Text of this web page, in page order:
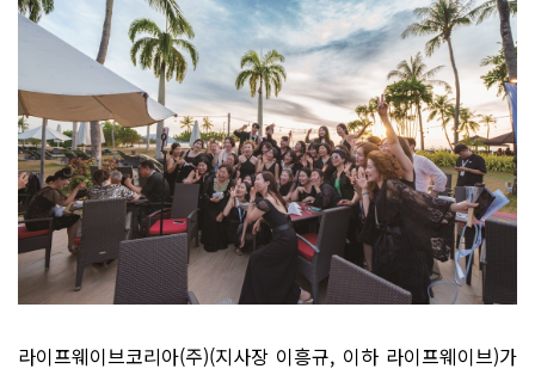
라이프웨이브코리아(주)(지사장 이흥규, 이하 라이프웨이브)가